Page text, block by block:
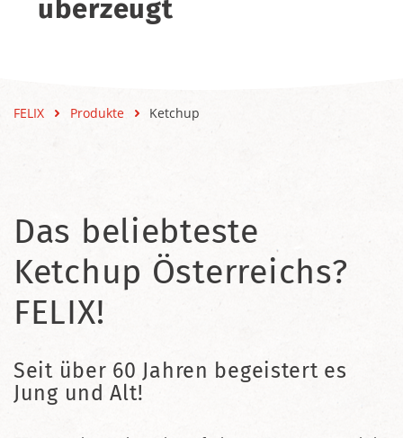
überzeugt
FELIX Produkte Ketchup
Das beliebteste
Ketchup Österreichs?
FELIX!
Seit über 60 Jahren begeistert es
Jung und Alt!